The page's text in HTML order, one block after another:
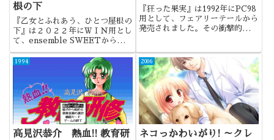
根の下
『乙女とふれあう、ひとつ屋根の
下』は２０２２年にＷＩＮ用とし
て、ensemble SWEETから発
とで注目した作品でした。
『狂った果実』は1992年にPC98
用として、フェアリーテールから
発売されました。その衝撃的な展
でしたね。
1994
高見沢恭介 熱血!! 教育研
2006
ネコっかわいがり! ～クレ